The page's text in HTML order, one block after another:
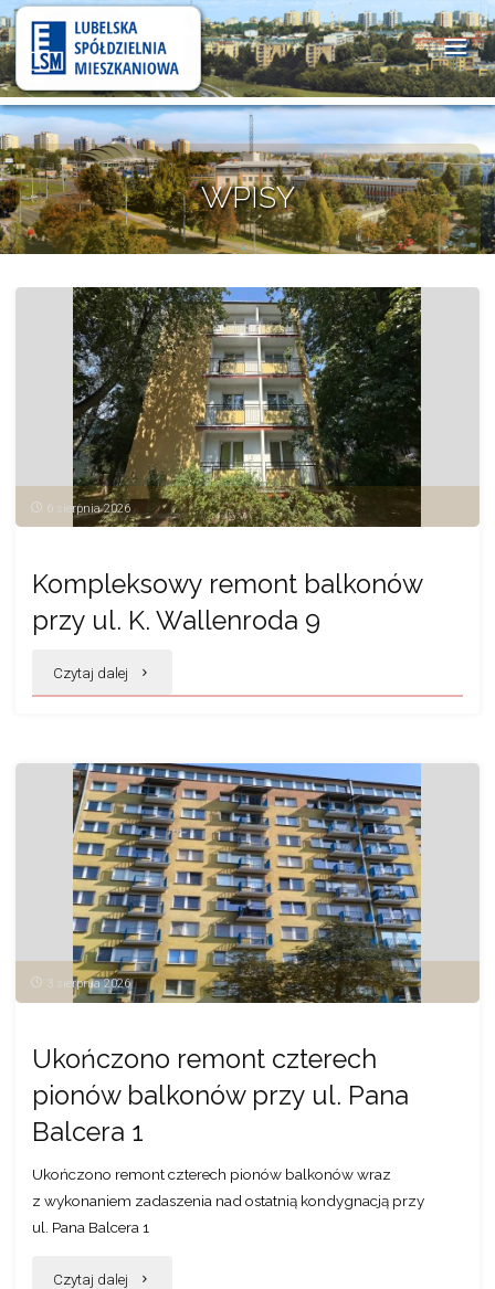
Lubelska
Spółdzielnia
Mieszkaniowa
WPISY
6 sierpnia 2026
Kompleksowy remont balkonów
przy ul. K. Wallenroda 9
Czytaj dalej "Kompleksowy
przy
ul. K.
Wallenroda
9"
3 sierpnia 2026
Ukończono remont czterech
pionów balkonów przy ul. Pana
Balcera 1
Ukończono remont czterech pionów balkonów wraz
z wykonaniem zadaszenia nad ostatnią kondygnacją przy
ul. Pana Balcera 1
Czytaj dalej "Ukończono